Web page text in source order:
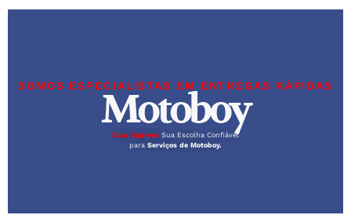
SOMOS ESPECIALISTAS EM ENTREGAS RÁPIDAS
Motoboy
Caas Express Sua Escolha Confiável
para Serviços de Motoboy.